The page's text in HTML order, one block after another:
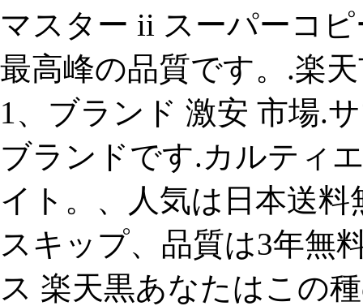
マスター ii スーパーコ
最高峰の品質です。.楽
1、ブランド 激安 市場.
ブランドです.カルティ
イト。、人気は日本送
スキップ、品質は3年無
ス 楽天黒あなたはこの